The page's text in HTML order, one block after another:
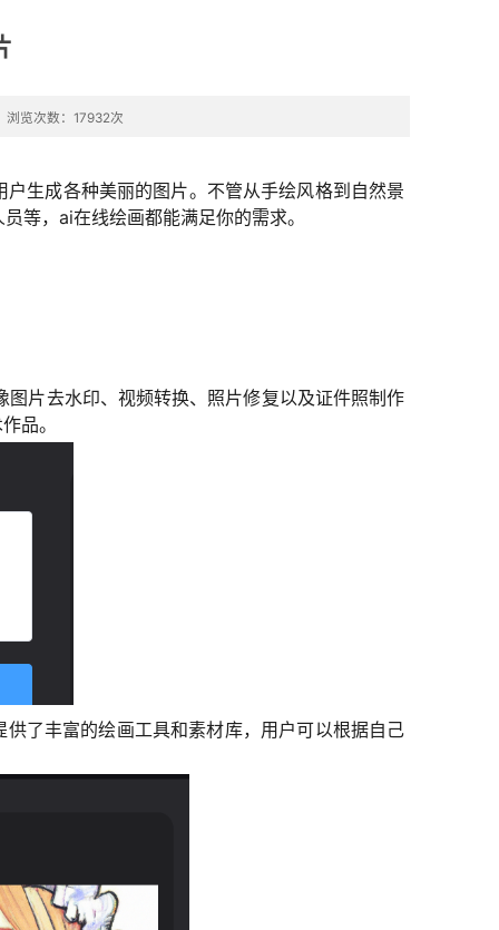
浏览次数：17932次
生成各种美丽的图片。不管从手绘风格到自然景
等，ai在线绘画都能满足你的需求。
片去水印、视频转换、照片修复以及证件照制作
品。
了丰富的绘画工具和素材库，用户可以根据自己